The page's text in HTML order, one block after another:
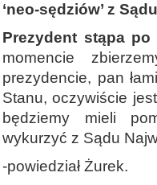
‘neo-sędziów’ z
Prezydent stąpa
momencie
prezydencie, pan
Stanu, oczywiście
będziemy mieli
wykurzyć z Sądu
-powiedział Żurek.